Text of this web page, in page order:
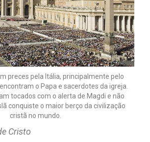
preces pela Itália, principalmente pelo
o Papa e sacerdotes da igreja.
tocados com o alerta de Magdi e não
conquiste o maior berço da civilização
cristã no mundo.
Cristo